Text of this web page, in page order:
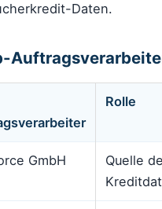
Daten.
Rolle
GmbH
Quelle